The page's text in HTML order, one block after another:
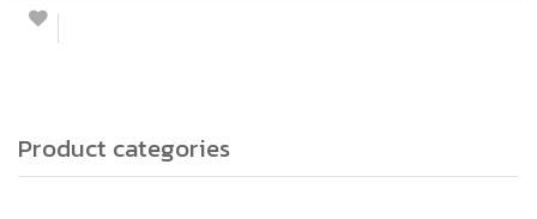
Product categories